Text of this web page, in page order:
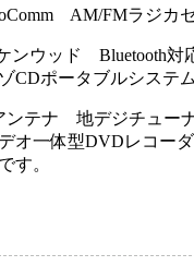
AM/FMラジカ
ンウッド Bluetooth対
CDポータブルシステム
ンテナ 地デジチュー
オ一体型DVDレコー
す。